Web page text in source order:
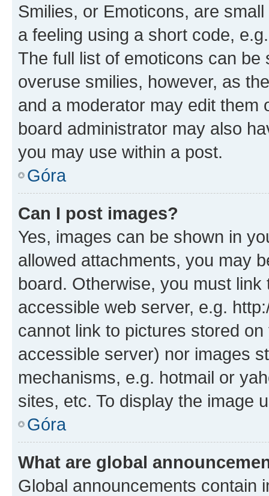
Smilies, or Emoticons, are
a feeling using a short code,
The full list of emoticons can
overuse smilies, however, as
and a moderator may edit them
board administrator may also
you may use within a post.
Góra
Can I post images?
Yes, images can be shown in
allowed attachments, you may
board. Otherwise, you must
accessible web server, e.g.
cannot link to pictures stored
accessible server) nor images
mechanisms, e.g. hotmail or
sites, etc. To display the image
Góra
What are global
Global announcements contain